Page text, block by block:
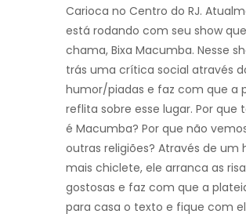
Carioca no Centro do RJ.
está rodando com seu show
chama, Bixa Macumba. Nesse
trás uma crítica social através
humor/piadas e faz com que a
reflita sobre esse lugar. Por que
é Macumba? Por que não
outras religiões? Através de um
mais chiclete, ele arranca as
gostosas e faz com que a
para casa o texto e fique com